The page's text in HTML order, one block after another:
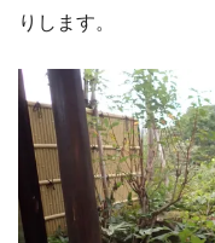
りします。